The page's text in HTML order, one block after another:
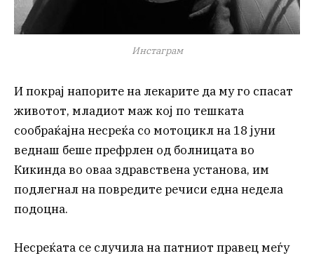
Инстаграм
И покрај напорите на лекарите да му го спасат
животот, младиот маж кој по тешката
сообраќајна несреќа со мотоцикл на 18 јуни
веднаш беше префрлен од болницата во
Кикинда во оваа здравствена установа, им
подлегнал на повредите речиси една недела
подоцна.
Несреќата се случила на патниот правец меѓу